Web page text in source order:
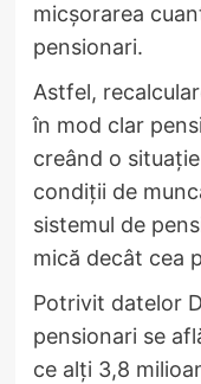
micșorarea
pensionari.
Astfel,
în mod clar
creând o
condiții de
sistemul de
mică decât cea
Potrivit datelor
pensionari se
ce alți 3,8